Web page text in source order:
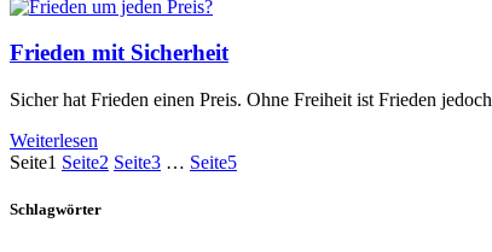
Frieden mit Sicherheit
Sicher hat Frieden einen Preis. Ohne Freiheit ist Frieden
Weiterlesen
Seite1 Seite2 Seite3 … Seite5
Schlagwörter